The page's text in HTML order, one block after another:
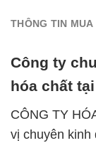
THÔNG TIN MUA
Công ty
hóa chất
CÔNG TY
vị chuyên kinh